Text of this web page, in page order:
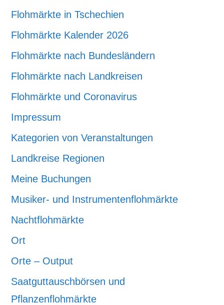
Flohmärkte in Tschechien
Flohmärkte Kalender 2026
Flohmärkte nach Bundesländern
Flohmärkte nach Landkreisen
Flohmärkte und Coronavirus
Impressum
Kategorien von Veranstaltungen
Landkreise Regionen
Meine Buchungen
Musiker- und Instrumentenflohmärkte
Nachtflohmärkte
Ort
Orte – Output
Saatguttauschbörsen und
Pflanzenflohmärkte